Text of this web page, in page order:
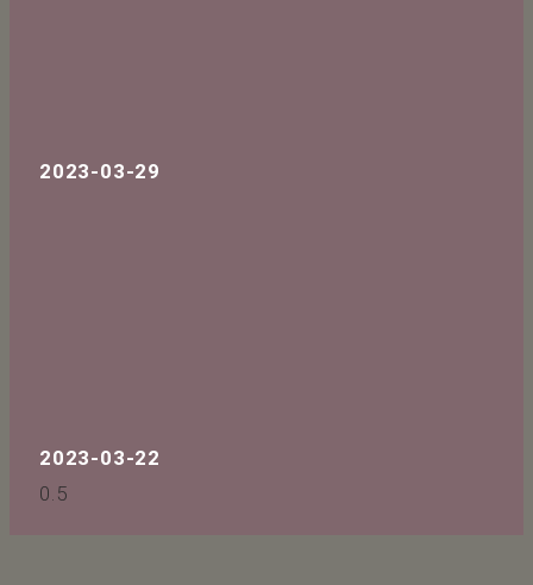
2023-03-29
2023-03-22